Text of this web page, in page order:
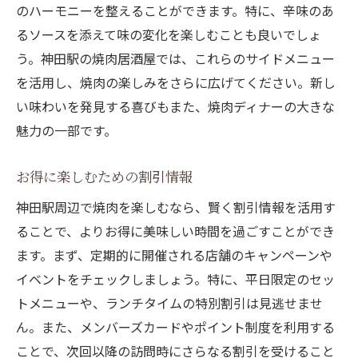
のハーモニーを整えることができます。特に、辛味のあ
るソースを添えて味の変化を楽しむことも良いでしょ
う。神田駅の焼肉居酒屋では、これらのサイドメニュー
を活用し、焼肉の楽しみをさらに広げてください。新し
い味わいを発見する喜びもまた、焼肉ディナーの大きな
魅力の一部です。
お得に楽しむための割引情報
神田駅周辺で焼肉を楽しむなら、賢く割引情報を活用す
ることで、よりお得に美味しい時間を過ごすことができ
ます。まず、定期的に開催される店舗のキャンペーンや
イベントをチェックしましょう。特に、平日限定のセッ
トメニューや、ランチタイムの特別割引は見逃せませ
ん。また、メンバーズカードやポイント制度を利用する
ことで、次回以降の訪問時にさらなる割引を受けること